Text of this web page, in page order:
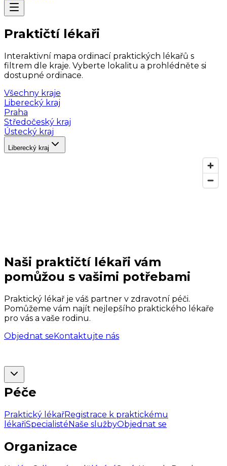
Praktičtí lékaři
Interaktivní mapa ordinací praktických lékařů s
filtrem dle kraje. Vyberte lokalitu a prohlédněte si
dostupné ordinace.
Všechny kraje
Liberecký kraj
Praha
Středočeský kraj
Ústecký kraj
Liberecký kraj
Naši praktičtí lékaři vám
pomůžou s vašimi potřebami
Praktický lékař je váš partner v zdravotní péči.
Pomůžeme vám najít nejlepšího praktického lékaře
pro vás a vaše rodinu.
Objednat seKontaktujte nás
Péče
Praktický lékařRegistrace k praktickému
lékařiSpecialisté Naše službyObjednat se
Organizace